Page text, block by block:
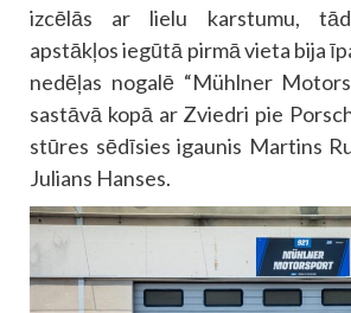
izcēlās ar lielu karstumu,
apstākļos iegūtā pirmā vieta bija
nedēļas nogalē “Mühlner
sastāvā kopā ar Zviedri pie
stūres sēdīsies igaunis Martins
Julians Hanses.